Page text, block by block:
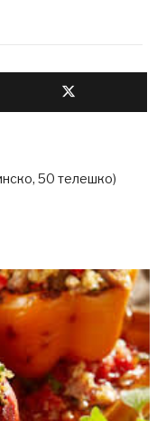
50 телешко)